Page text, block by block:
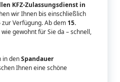
KFZ-Zulassungsdienst in
wir Ihnen bis einschließlich
zur Verfügung. Ab dem 15.
gewohnt für Sie da – schnell,
in denSpandauer
Ihnen eine schöne